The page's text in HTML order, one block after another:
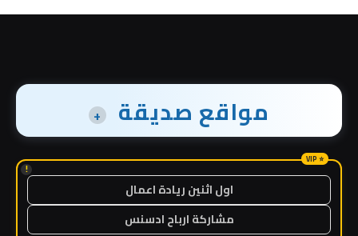
مواقع صديقة +
!
اول اثنين ريادة اعمال
مشاركة ارباح ادسنس